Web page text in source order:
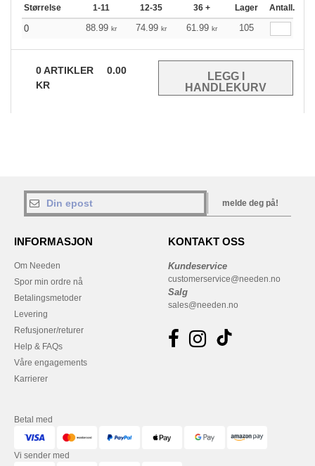
Størrelse 1-11 12-35 36 + Lager Antall.
0 88.99 kr 74.99 kr 61.99 kr 105
0ARTIKLER
0.00
KR
melde deg på!
INFORMASJON
Om Needen
Spor min ordre nå
Betalingsmetoder
Levering
Refusjoner/returer
Help & FAQs
Våre engagements
Karrierer
KONTAKT OSS
Kundeservice
customerservice@needen.no
Salg
sales@needen.no
Betal med
Vi sender med